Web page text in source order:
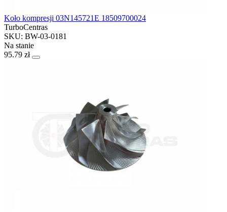
Koło kompresji 03N145721E 18509700024
TurboCentras
SKU: BW-03-0181
Na stanie
95.79 zł